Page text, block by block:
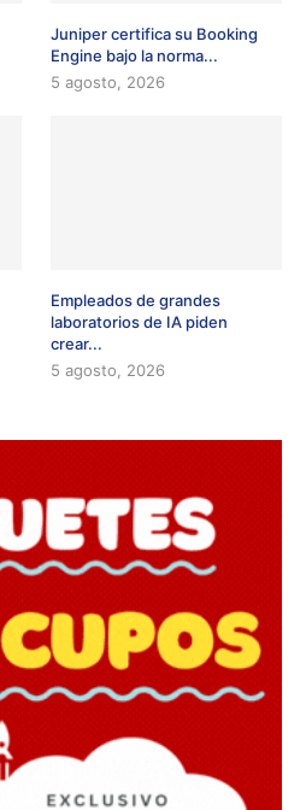
Juniper certifica su Booking
Engine bajo la norma...
5 agosto, 2026
Empleados de grandes
laboratorios de IA piden
crear...
5 agosto, 2026